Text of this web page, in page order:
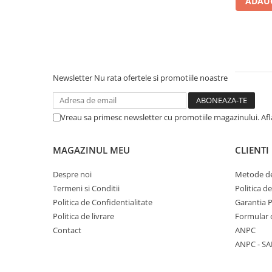
Senzatii/Dragoste
Senzatii/Erotic
Senzatii/Thriller
Teens Book Club
Newsletter Nu rata ofertele si promotiile noastre
Vreau sa primesc newsletter cu promotiile magazinului.
MAGAZINUL MEU
Despre noi
Termeni si Conditii
Politica de Confidentialitate
Politica de livrare
Contact
CLIENTI
Metode
Politica
Garantia
Formular
ANPC
ANPC -